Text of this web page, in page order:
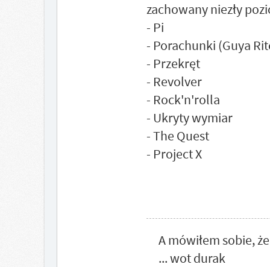
zachowany niezły
- Pi
- Porachunki (Guya
- Przekręt
- Revolver
- Rock'n'rolla
- Ukryty wymiar
- The Quest
- Project X
A mówiłem sobie,
... wot durak